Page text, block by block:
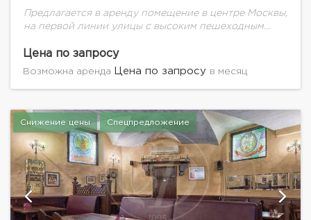
Предлагается в аренду помещение в центре Москвы,
на первой линии улицы с высоким пешеходным
панорамные окна - собственный вход (можно...
Цена по запросу
Возможна аренда Цена по запросу в месяц
Снижение цены Спецпредложение